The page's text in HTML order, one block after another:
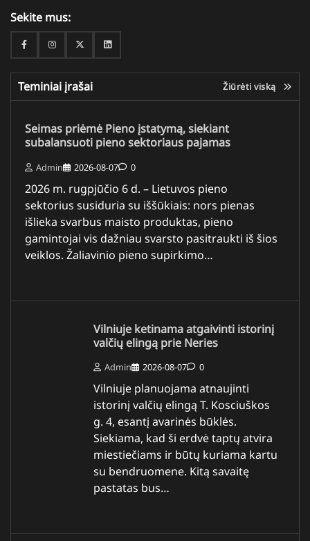
Sekite mus:
FacebookInstagramTwitterLinkedin
Teminiai įrašai Žiūrėti viską
Seimas priėmė Pieno įstatymą, siekiant
subalansuoti pieno sektoriaus pajamas
Admin 2026-08-07 0
2026 m. rugpjūčio 6 d. – Lietuvos pieno
sektorius susiduria su iššūkiais: nors pienas
išlieka svarbus maisto produktas, pieno
gamintojai vis dažniau svarsto pasitraukti iš šios
veiklos. Žaliavinio pieno supirkimo…
Vilniuje ketinama atgaivinti istorinį
valčių elingą prie Neries
Admin 2026-08-07 0
Vilniuje planuojama atnaujinti
istorinį valčių elingą T. Kosciuškos
g. 4, esantį avarinės būklės.
Siekiama, kad ši erdvė taptų atvira
miestiečiams ir būtų kuriama kartu
su bendruomene. Kitą savaitę
pastatas bus…